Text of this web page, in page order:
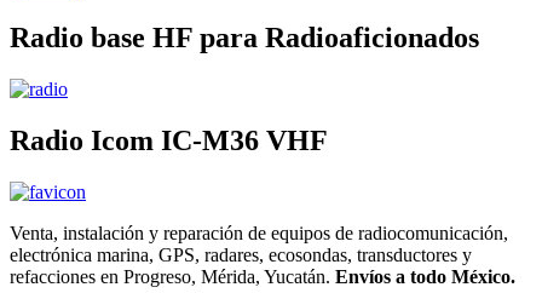
Radio base HF para Radioaficionados
Radio Icom IC-M36 VHF
Venta, instalación y reparación de equipos de radiocomunicación,
electrónica marina, GPS, radares, ecosondas, transductores y
refacciones en Progreso, Mérida, Yucatán. Envíos a todo México.